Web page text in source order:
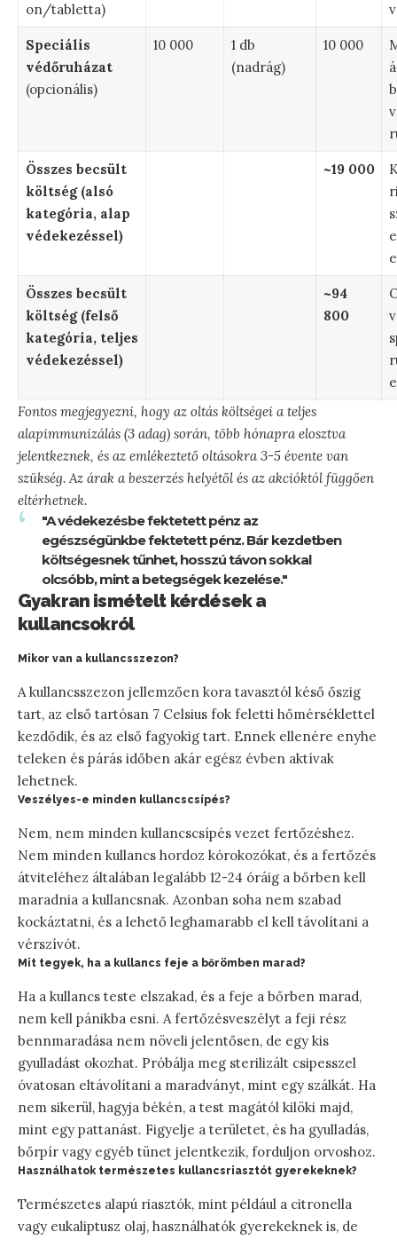
on/tabletta)
Speciális
védőruházat
(opcionális)
10 000
1 db
(nadrág)
10 000
Összes becsült
költség (alsó
kategória, alap
védekezéssel)
~19 000
Összes becsült
költség (felső
kategória, teljes
védekezéssel)
~94
800
Fontos megjegyezni, hogy az oltás költségei a teljes
alapimmunizálás (3 adag) során, több hónapra elosztva
jelentkeznek, és az emlékeztető oltásokra 3-5 évente van
szükség. Az árak a beszerzés helyétől és az akcióktól függően
eltérhetnek.
"A védekezésbe fektetett pénz az
egészségünkbe fektetett pénz. Bár kezdetben
költségesnek tűnhet, hosszú távon sokkal
olcsóbb, mint a betegségek kezelése."
Gyakran ismételt kérdések a
kullancsokról
Mikor van a kullancsszezon?
A kullancsszezon jellemzően kora tavasztól késő őszig
tart, az első tartósan 7 Celsius fok feletti hőmérséklettel
kezdődik, és az első fagyokig tart. Ennek ellenére enyhe
teleken és párás időben akár egész évben aktívak
lehetnek.
Veszélyes-e minden kullancscsípés?
Nem, nem minden kullancscsípés vezet fertőzéshez.
Nem minden kullancs hordoz kórokozókat, és a fertőzés
átviteléhez általában legalább 12-24 óráig a bőrben kell
maradnia a kullancsnak. Azonban soha nem szabad
kockáztatni, és a lehető leghamarabb el kell távolítani a
vérszívót.
Mit tegyek, ha a kullancs feje a bőrömben marad?
Ha a kullancs teste elszakad, és a feje a bőrben marad,
nem kell pánikba esni. A fertőzésveszélyt a feji rész
bennmaradása nem növeli jelentősen, de egy kis
gyulladást okozhat. Próbálja meg sterilizált csipesszel
óvatosan eltávolítani a maradványt, mint egy szálkát. Ha
nem sikerül, hagyja békén, a test magától kilöki majd,
mint egy pattanást. Figyelje a területet, és ha gyulladás,
bőrpír vagy egyéb tünet jelentkezik, forduljon orvoshoz.
Használhatok természetes kullancsriasztót gyerekeknek?
Természetes alapú riasztók, mint például a citronella
vagy eukaliptusz olaj, használhatók gyerekeknek is, de